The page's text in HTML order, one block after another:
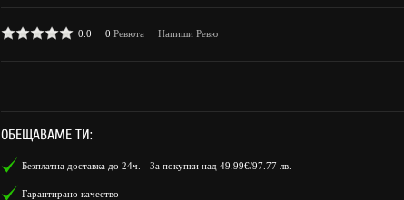
0.0 0 Ревюта Напиши Ревю
ОБЕЩАВАМЕ ТИ:
Безплатна доставка до 24ч. - За покупки над 49.99€/97.77 лв.
Гарантирано качество